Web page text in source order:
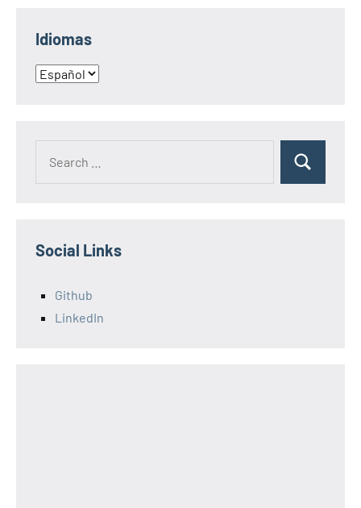
Idiomas
Idiomas
Search
Social Links
Github
LinkedIn